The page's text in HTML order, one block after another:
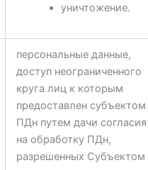
уничтожение.
персональные данные,
доступ неограниченного
круга лиц к которым
предоставлен субъектом
ПДн путем дачи согласия
на обработку ПДн,
разрешенных Субъектом